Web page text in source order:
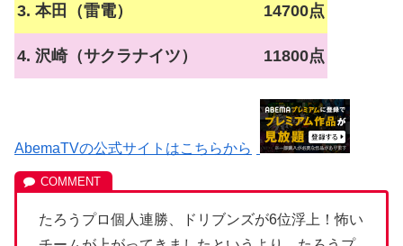
3. 本田（雷電） 14700点
4. 沢崎（サクラナイツ） 11800点
AbemaTVの公式サイトはこちらから
たろうプロ個人連勝、ドリブンズが6位浮上！怖い